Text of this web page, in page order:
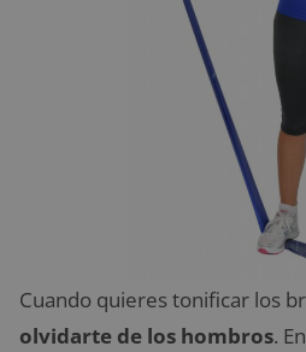
Cuando quieres tonificar los
olvidarte de los hombros.